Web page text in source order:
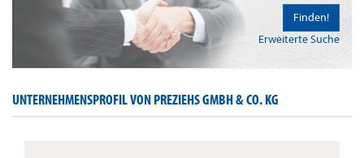
Erweiterte Suche
Finden!
UNTERNEHMENSPROFIL VON PREZIEHS GMBH & CO. KG